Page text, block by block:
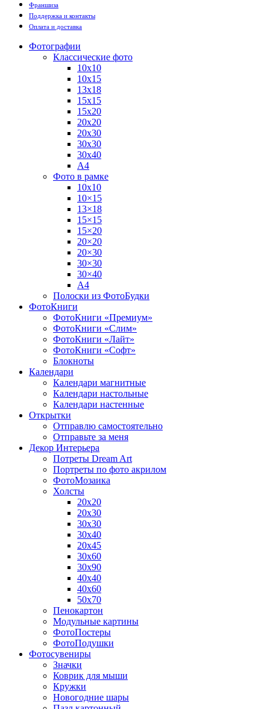
Франшиза
Поддержка и контакты
Оплата и доставка
Фотографии
Классические фото
10х10
10х15
13х18
15х15
15х20
20х20
20х30
30х30
30х40
А4
Фото в рамке
10х10
10×15
13×18
15×15
15×20
20×20
20×30
30×30
30×40
A4
Полоски из ФотоБудки
ФотоКниги
ФотоКниги «Премиум»
ФотоКниги «Слим»
ФотоКниги «Лайт»
ФотоКниги «Софт»
Блокноты
Календари
Календари магнитные
Календари настольные
Календари настенные
Открытки
Отправлю самостоятельно
Отправьте за меня
Декор Интерьера
Потреты Dream Art
Портреты по фото акрилом
ФотоМозаика
Холсты
20х20
20х30
30х30
30х40
20х45
30х60
30х90
40х40
40х60
50х70
Пенокартон
Модульные картины
ФотоПостеры
ФотоПодушки
Фотоcувениры
Значки
Коврик для мыши
Кружки
Новогодние шары